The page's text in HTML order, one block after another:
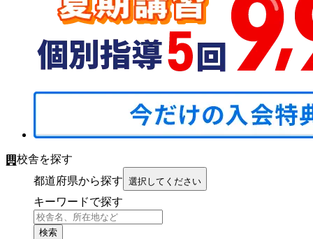
校舎を探す
都道府県から探す 選択してください
キーワードで探す
検索